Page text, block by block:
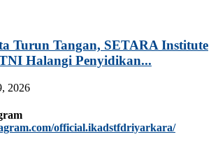
Turun Tangan, SETARA Institute
Halangi Penyidikan...
2026
official.ikadstfdriyarkara/